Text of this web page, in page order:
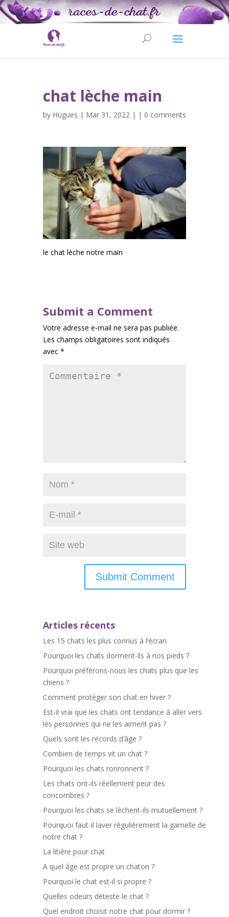
chat lèche main
by Hugues | Mar 31, 2022 | | 0 comments
le chat lèche notre main
Submit a Comment
Votre adresse e-mail ne sera pas publiée.
Les champs obligatoires sont indiqués
avec *
Articles récents
Les 15 chats les plus connus à l’écran
Pourquoi les chats dorment-ils à nos pieds ?
Pourquoi préférons-nous les chats plus que les
chiens ?
Comment protéger son chat en hiver ?
Est-il vrai que les chats ont tendance à aller vers
les personnes qui ne les aiment pas ?
Quels sont les records d’âge ?
Combien de temps vit un chat ?
Pourquoi les chats ronronnent ?
Les chats ont-ils réellement peur des
concombres ?
Pourquoi les chats se lèchent-ils mutuellement ?
Pourquoi faut-il laver régulièrement la gamelle de
notre chat ?
La litière pour chat
A quel âge est propre un chaton ?
Pourquoi le chat est-il si propre ?
Quelles odeurs déteste le chat ?
Quel endroit choisit notre chat pour dormir ?